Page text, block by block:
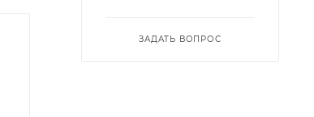
ЗАДАТЬ ВОПРОС